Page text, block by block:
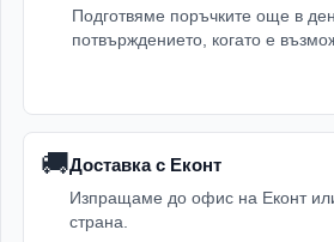
Подготвяме поръчките още в
потвърждението, когато е
🚚Доставка с Еконт
Изпращаме до офис на Еконт
страна.